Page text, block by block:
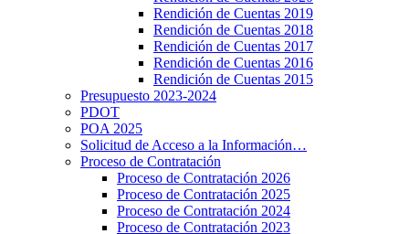
Rendición de Cuentas 2019
Rendición de Cuentas 2018
Rendición de Cuentas 2017
Rendición de Cuentas 2016
Rendición de Cuentas 2015
Presupuesto 2023-2024
PDOT
POA 2025
Solicitud de Acceso a la Información…
Proceso de Contratación
Proceso de Contratación 2026
Proceso de Contratación 2025
Proceso de Contratación 2024
Proceso de Contratación 2023